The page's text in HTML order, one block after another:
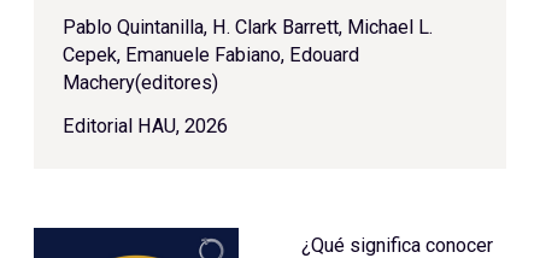
Pablo Quintanilla, H. Clark Barrett, Michael L.
Cepek, Emanuele Fabiano, Edouard
Machery(editores)
Editorial HAU, 2026
¿Qué significa conocer